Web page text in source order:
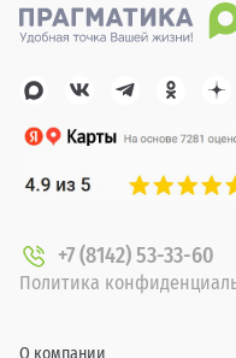
+7 (8142) 53-33-60
Политика
О компании